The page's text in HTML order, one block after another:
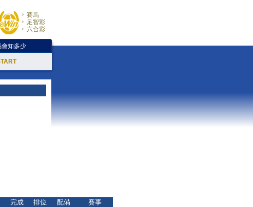
賽馬
足智彩
六合彩
會知多少
完成
排位
配備
賽事